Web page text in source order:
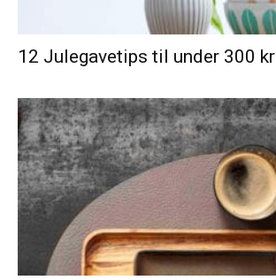
12 Julegavetips til under 300 kr